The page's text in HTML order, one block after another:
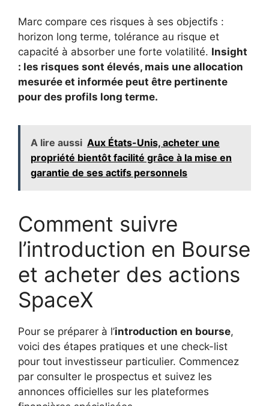
Marc compare ces risques à ses objectifs :
horizon long terme, tolérance au risque et
capacité à absorber une forte volatilité. Insight
: les risques sont élevés, mais une allocation
mesurée et informée peut être pertinente
pour des profils long terme.
A lire aussi Aux États-Unis, acheter une
propriété bientôt facilité grâce à la mise en
garantie de ses actifs personnels
Comment suivre
l’introduction en Bourse
et acheter des actions
SpaceX
Pour se préparer à l’introduction en bourse,
voici des étapes pratiques et une check-list
pour tout investisseur particulier. Commencez
par consulter le prospectus et suivez les
annonces officielles sur les plateformes